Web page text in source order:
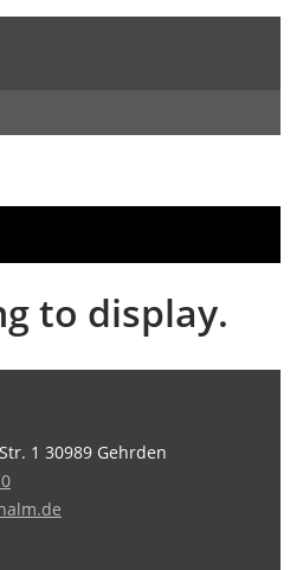
to display.
1 30989 Gehrden